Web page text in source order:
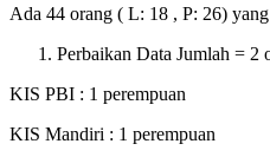
Ada 44 orang ( L: 18 , P: 26)
Perbaikan Data Jumlah = 2
KIS PBI : 1 perempuan
KIS Mandiri : 1 perempuan